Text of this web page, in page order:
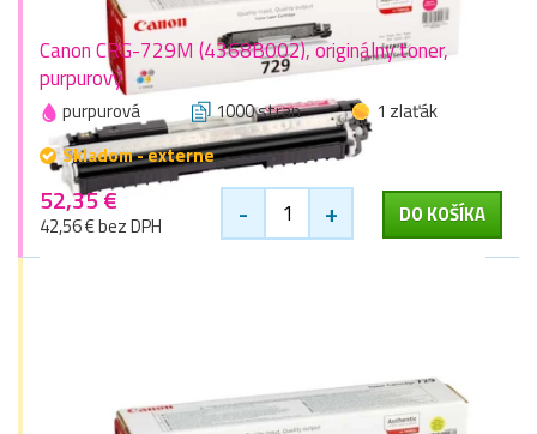
Canon CRG-729M (4368B002), originálny toner,
purpurový
purpurová 1000 stran
1 zlaťák
Skladom - externe
52,35 €
42,56 € bez DPH - + DO KOŠÍKA